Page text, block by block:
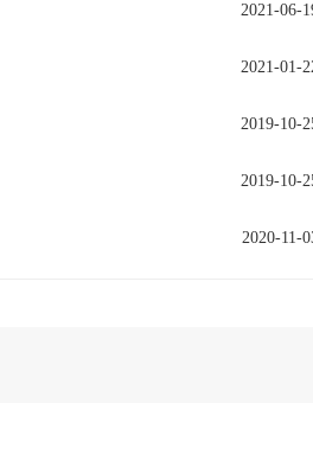
2021-06-
2021-01-
2019-10-
2019-10-
2020-11-